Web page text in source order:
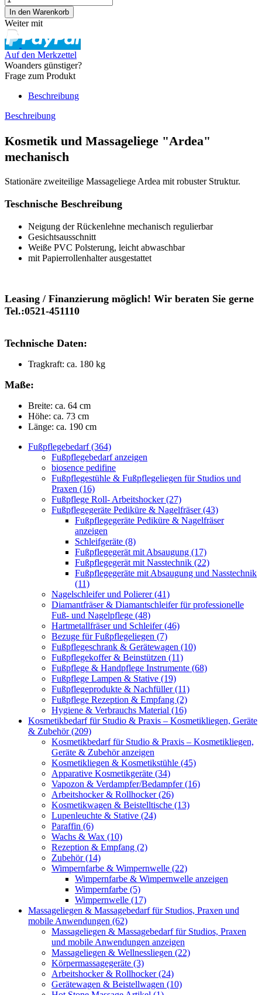
Weiter mit
Auf den Merkzettel
Woanders günstiger?
Frage zum Produkt
Beschreibung
Beschreibung
Kosmetik und Massageliege "Ardea"
mechanisch
Stationäre zweiteilige Massageliege Ardea mit robuster Struktur.
Teschnische Beschreibung
Neigung der Rückenlehne mechanisch regulierbar
Gesichtsausschnitt
Weiße PVC Polsterung, leicht abwaschbar
mit Papierrollenhalter ausgestattet
Leasing / Finanzierung möglich! Wir beraten Sie gerne
Tel.:0521-451110
Technische Daten:
Tragkraft: ca. 180 kg
Maße:
Breite: ca. 64 cm
Höhe: ca. 73 cm
Länge: ca. 190 cm
Fußpflegebedarf (364)
Fußpflegebedarf anzeigen
biosence pedifine
Fußpflegestühle & Fußpflegeliegen für Studios und
Praxen (16)
Fußpflege Roll- Arbeitshocker (27)
Fußpflegegeräte Pediküre & Nagelfräser (43)
Fußpflegegeräte Pediküre & Nagelfräser
anzeigen
Schleifgeräte (8)
Fußpflegegerät mit Absaugung (17)
Fußpflegegerät mit Nasstechnik (22)
Fußpflegegeräte mit Absaugung und Nasstechnik
(11)
Nagelschleifer und Polierer (41)
Diamantfräser & Diamantschleifer für professionelle
Fuß- und Nagelpflege (48)
Hartmetallfräser und Schleifer (46)
Bezuge für Fußpflegeliegen (7)
Fußpflegeschrank & Gerätewagen (10)
Fußpflegekoffer & Beinstützen (11)
Fußpflege & Handpflege Instrumente (68)
Fußpflege Lampen & Stative (19)
Fußpflegeprodukte & Nachfüller (11)
Fußpflege Rezeption & Empfang (2)
Hygiene & Verbrauchs Material (16)
Kosmetikbedarf für Studio & Praxis – Kosmetikliegen, Geräte
& Zubehör (209)
Kosmetikbedarf für Studio & Praxis – Kosmetikliegen,
Geräte & Zubehör anzeigen
Kosmetikliegen & Kosmetikstühle (45)
Apparative Kosmetikgeräte (34)
Vapozon & Verdampfer/Bedampfer (16)
Arbeitshocker & Rollhocker (26)
Kosmetikwagen & Beistelltische (13)
Lupenleuchte & Stative (24)
Paraffin (6)
Wachs & Wax (10)
Rezeption & Empfang (2)
Zubehör (14)
Wimpernfarbe & Wimpernwelle (22)
Wimpernfarbe & Wimpernwelle anzeigen
Wimpernfarbe (5)
Wimpernwelle (17)
Massageliegen & Massagebedarf für Studios, Praxen und
mobile Anwendungen (62)
Massageliegen & Massagebedarf für Studios, Praxen
und mobile Anwendungen anzeigen
Massageliegen & Wellnessliegen (22)
Körpermassagegeräte (3)
Arbeitshocker & Rollhocker (24)
Gerätewagen & Beistellwagen (10)